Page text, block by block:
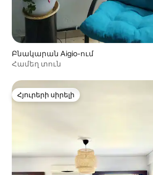
Բնակարան Aigio-ում
Համեղ տուն
Հյուրերի սիրելի
Հյուրերի սիրելի